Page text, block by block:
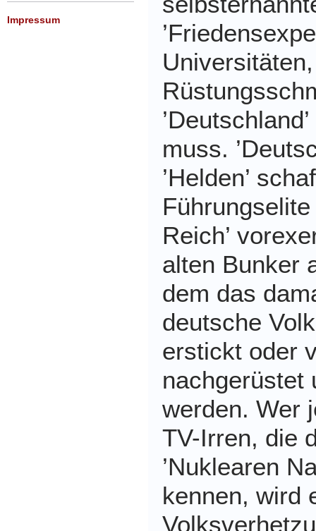
Impressum
Universitäten,
muss.
’Helden’
Reich’
alten Bunker
dem das
deutsche
erstickt oder
nachgerüstet
werden. Wer
TV-Irren, die
’Nuklearen
kennen, wird